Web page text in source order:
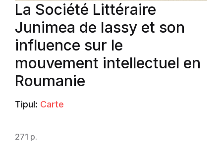
La Société Littéraire
Junimea de Iassy et son
influence sur le
mouvement intellectuel en
Roumanie
Tipul: Carte
271 p.